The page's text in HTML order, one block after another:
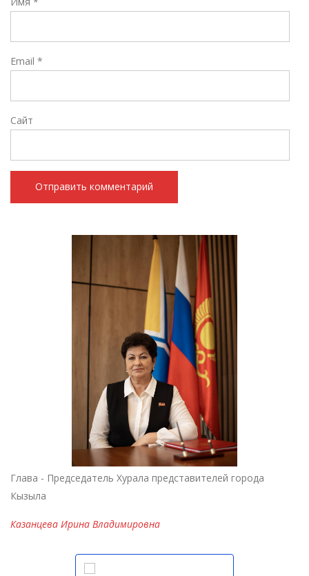
Email *
Сайт
Глава - Председатель Хурала представителей города
Кызыла
Казанцева Ирина Владимировна